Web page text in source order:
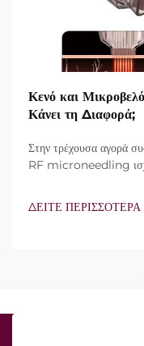
Κενό και
Κάνει τη Διαφορά;
Στην τρέχουσα αγορά
RF microneedling
χαρακτηριστικά
ΔΕΙΤΕ ΠΕΡΙΣΣΟΤΕΡΑ